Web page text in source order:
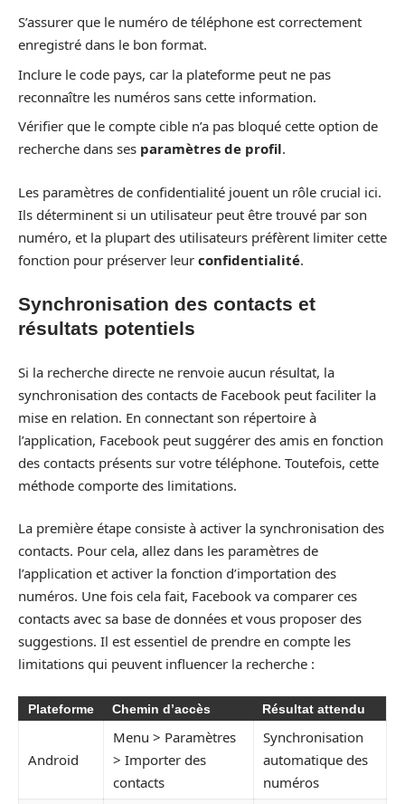
S’assurer que le numéro de téléphone est correctement
enregistré dans le bon format.
Inclure le code pays, car la plateforme peut ne pas
reconnaître les numéros sans cette information.
Vérifier que le compte cible n’a pas bloqué cette option de
recherche dans ses paramètres de profil.
Les paramètres de confidentialité jouent un rôle crucial ici.
Ils déterminent si un utilisateur peut être trouvé par son
numéro, et la plupart des utilisateurs préfèrent limiter cette
fonction pour préserver leur confidentialité.
Synchronisation des contacts et
résultats potentiels
Si la recherche directe ne renvoie aucun résultat, la
synchronisation des contacts de Facebook peut faciliter la
mise en relation. En connectant son répertoire à
l’application, Facebook peut suggérer des amis en fonction
des contacts présents sur votre téléphone. Toutefois, cette
méthode comporte des limitations.
La première étape consiste à activer la synchronisation des
contacts. Pour cela, allez dans les paramètres de
l’application et activer la fonction d’importation des
numéros. Une fois cela fait, Facebook va comparer ces
contacts avec sa base de données et vous proposer des
suggestions. Il est essentiel de prendre en compte les
limitations qui peuvent influencer la recherche :
Plateforme Chemin d’accès Résultat attendu
Android
Menu > Paramètres
> Importer des
contacts
Synchronisation
automatique des
numéros